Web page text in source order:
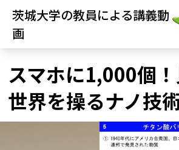
茨城大学の教員による講義動
画
スマホに1,000個
世界を操るナノ技